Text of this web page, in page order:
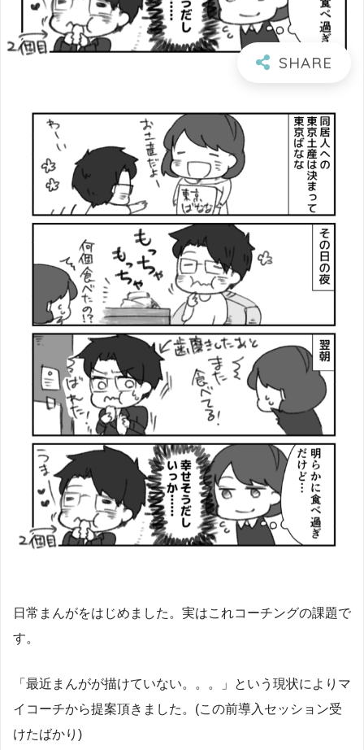
日常まんがをはじめました。実はこれコーチングの課題で
す。
「最近まんがが描けていない。。。」という現状によりマ
イコーチから提案頂きました。(この前導入セッション受
けたばかり)